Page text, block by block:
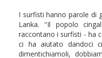
I surfisti hanno parole di
Lanka. "Il popolo
raccontano i surfisti - ha
ci ha aiutato dandoci
dimentichiamoli,